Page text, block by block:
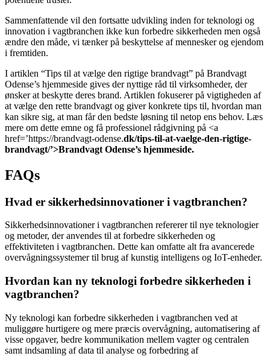
Sammenfattende vil den fortsatte udvikling inden for teknologi og
innovation i vagtbranchen ikke kun forbedre sikkerheden men også
ændre den måde, vi tænker på beskyttelse af mennesker og ejendom
i fremtiden.
I artiklen “Tips til at vælge den rigtige brandvagt” på Brandvagt
Odense’s hjemmeside gives der nyttige råd til virksomheder, der
ønsker at beskytte deres brand. Artiklen fokuserer på vigtigheden af
at vælge den rette brandvagt og giver konkrete tips til, hvordan man
kan sikre sig, at man får den bedste løsning til netop ens behov. Læs
mere om dette emne og få professionel rådgivning på <a
href=’https://brandvagt-odense.dk/tips-til-at-vaelge-den-rigtige-
brandvagt/’>Brandvagt Odense’s hjemmeside.
FAQs
Hvad er sikkerhedsinnovationer i vagtbranchen?
Sikkerhedsinnovationer i vagtbranchen refererer til nye teknologier
og metoder, der anvendes til at forbedre sikkerheden og
effektiviteten i vagtbranchen. Dette kan omfatte alt fra avancerede
overvågningssystemer til brug af kunstig intelligens og IoT-enheder.
Hvordan kan ny teknologi forbedre sikkerheden i
vagtbranchen?
Ny teknologi kan forbedre sikkerheden i vagtbranchen ved at
muliggøre hurtigere og mere præcis overvågning, automatisering af
visse opgaver, bedre kommunikation mellem vagter og centralen
samt indsamling af data til analyse og forbedring af